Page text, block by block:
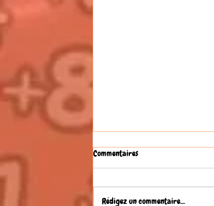
Commentaires
Rédigez un commentaire...